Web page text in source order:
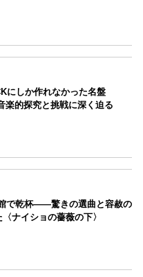
にしか作れなかった名盤
楽的探究と挑戦に深く迫る
で乾杯――驚きの選曲と容赦の
ナイショの薔薇の下〉